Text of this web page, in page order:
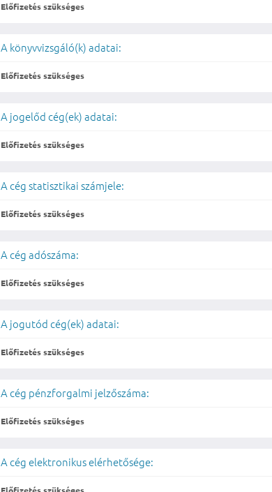
Előfizetés szükséges
A könyvvizsgáló(k) adatai:
Előfizetés szükséges
A jogelőd cég(ek) adatai:
Előfizetés szükséges
A cég statisztikai számjele:
Előfizetés szükséges
A cég adószáma:
Előfizetés szükséges
A jogutód cég(ek) adatai:
Előfizetés szükséges
A cég pénzforgalmi jelzőszáma:
Előfizetés szükséges
A cég elektronikus elérhetősége: